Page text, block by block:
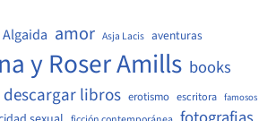
Algaida amor Asja Lacis aventuras
y Roser Amills books
descargar libros erotismo escritora famosos